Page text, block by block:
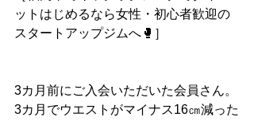
ットはじめるなら女性・初心者歓迎の
スタートアップジムへ🥊］
3カ月前にご入会いただいた会員さん。
3カ月でウエストがマイナス16㎝減った